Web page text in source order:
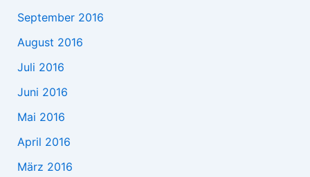
September 2016
August 2016
Juli 2016
Juni 2016
Mai 2016
April 2016
März 2016